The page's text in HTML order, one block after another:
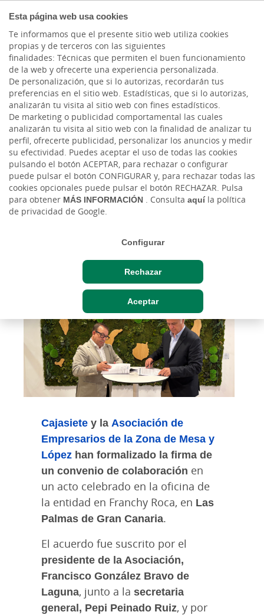
Esta página web usa cookies
Te informamos que el presente sitio web utiliza cookies
propias y de terceros con las siguientes
finalidades: Técnicas que permiten el buen funcionamiento
de la web y ofrecerte una experiencia personalizada.
De personalización, que si lo autorizas, recordarán tus
preferencias en el sitio web. Estadísticas, que si lo autorizas,
analizarán tu visita al sitio web con fines estadísticos.
De marketing o publicidad comportamental las cuales
analizarán tu visita al sitio web con la finalidad de analizar tu
perfil, ofrecerte publicidad, personalizar los anuncios y medir
su efectividad. Puedes aceptar el uso de todas las cookies
pulsando el botón ACEPTAR, para rechazar o configurar
puede pulsar el botón CONFIGURAR y, para rechazar todas las
cookies opcionales puede pulsar el botón RECHAZAR. Pulsa
para obtener MÁS INFORMACIÓN . Consulta aquíla política
de privacidad de Google.
Configurar
Rechazar
Aceptar
Actualidad
Cajasiete y la Asociación
de Empresarios de Mesa
y López firman convenio
para impulsar el
comercio | Cajasiete
Cajasiete y la Asociación de
Empresarios de la Zona de Mesa y
López han formalizado la firma de
un convenio de colaboración en
un acto celebrado en la oficina de
la entidad en Franchy Roca, en Las
Palmas de Gran Canaria.
El acuerdo fue suscrito por el
presidente de la Asociación,
Francisco González Bravo de
Laguna, junto a la secretaria
general, Pepi Peinado Ruiz, y por